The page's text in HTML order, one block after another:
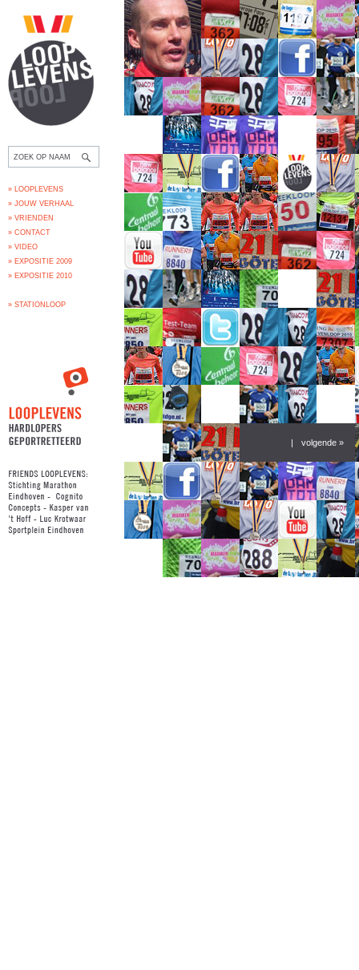
» LOOPLEVENS
» JOUW VERHAAL
» VRIENDEN
» CONTACT
» VIDEO
» EXPOSITIE 2009
» EXPOSITIE 2010
» STATIONLOOP
| volgende »